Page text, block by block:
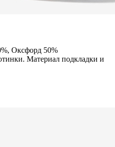
Оксфорд 50%
Материал подкладки и